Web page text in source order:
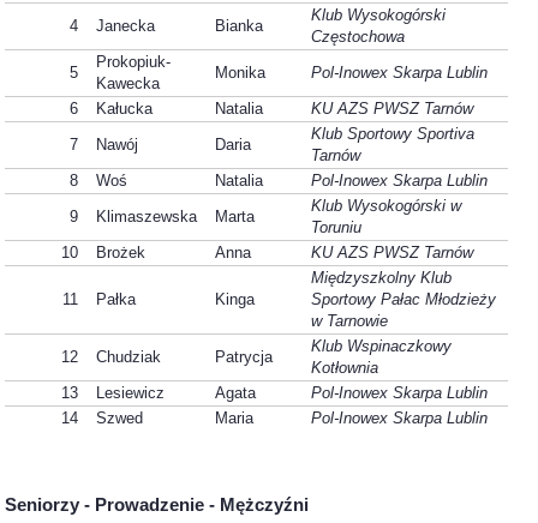
4
Janecka Bianka
Klub Wysokogórski
Częstochowa
5
Prokopiuk-
Kawecka
Monika
Pol-Inowex Skarpa Lublin
6
Kałucka Natalia
KU AZS PWSZ Tarnów
7
Nawój Daria
Klub Sportowy Sportiva
Tarnów
8
Woś Natalia
Pol-Inowex Skarpa Lublin
9
Klimaszewska Marta
Klub Wysokogórski w
Toruniu
10
Brożek Anna KU AZS PWSZ Tarnów
11 Pałka Kinga
Międzyszkolny Klub
Sportowy Pałac Młodzieży
w Tarnowie
12
Chudziak Patrycja
Klub Wspinaczkowy
Kotłownia
13
Lesiewicz Agata
Pol-Inowex Skarpa Lublin
14
Szwed Maria Pol-Inowex Skarpa Lublin
Seniorzy - Prowadzenie - Mężczyźni